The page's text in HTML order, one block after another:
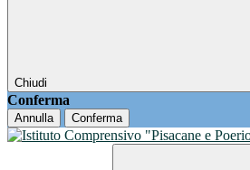
Chiudi
Conferma
Annulla Conferma